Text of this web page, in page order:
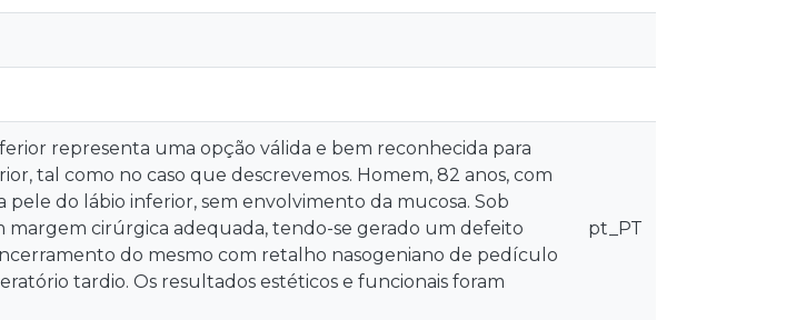
representa uma opção válida e bem reconhecida para
tal como no caso que descrevemos. Homem, 82 anos, com
pele do lábio inferior, sem envolvimento da mucosa. Sob
margem cirúrgica adequada, tendo-se gerado um defeito
do mesmo com retalho nasogeniano de pedículo
tardio. Os resultados estéticos e funcionais foram
pt_PT